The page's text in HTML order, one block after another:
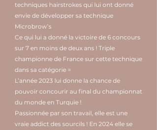
techniques hairstrokes qui lui ont donné
envie de développer sa technique
Microbrow’s
Ce qui lui a donné la victoire de 6 concours
sur 7 en moins de deux ans ! Triple
championne de France sur cette technique
dans sa catégorie =
L’année 2023 lui donne la chance de
pouvoir concourir au final du championnat
du monde en Turquie !
Passionnée par son travail, elle est une
vraie addict des sourcils ! En 2024 elle se